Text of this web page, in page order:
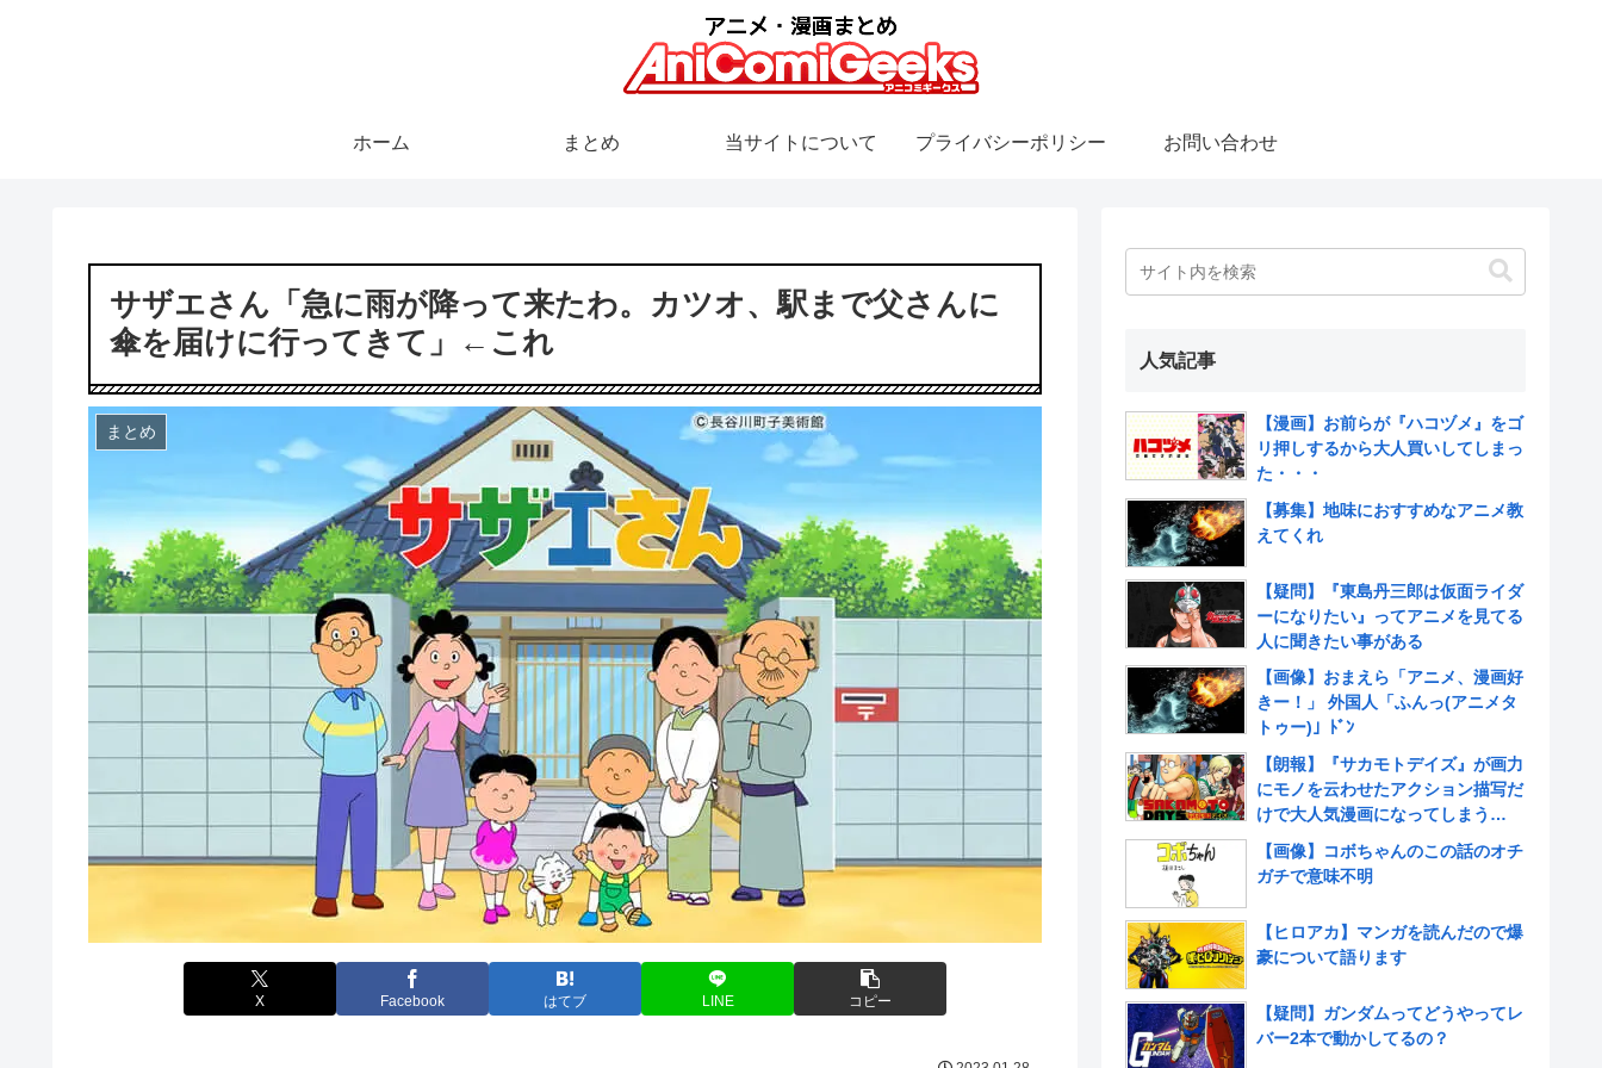
ホーム まとめ 当サイトについて プライバシーポリシー お問い合わせ
サザエさん「急に雨が降って来たわ。カツオ、駅まで父さんに
傘を届けに行ってきて」←これ
まとめ
X Facebook はてブ LINE コピー
人気記事
【漫画】お前らが『ハコヅメ』をゴ
リ押しするから大人買いしてしまっ
た・・・
【募集】地味におすすめなアニメ教
えてくれ
【疑問】『東島丹三郎は仮面ライダ
ーになりたい』ってアニメを見てる
人に聞きたい事がある
【画像】おまえら「アニメ、漫画好
きー！」 外国人「ふんっ(アニメタ
トゥー)」ﾄﾞﾝ
【朗報】『サカモトデイズ』が画力
にモノを云わせたアクション描写だ
けで大人気漫画になってしまう
www
【画像】コボちゃんのこの話のオチ
ガチで意味不明
【ヒロアカ】マンガを読んだので爆
豪について語ります
【疑問】ガンダムってどうやってレ
バー2本で動かしてるの？